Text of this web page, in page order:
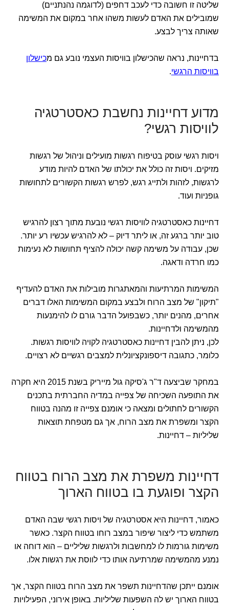
שליטה זו חשובה כדי לעכב דחפים (לדוגמה נהנתניים)
שמובילים את האדם לעשות משהו אחר במקום את המשימה
שאותה צריך לבצע.
בדחיינות, נראה שהכישלון בוויסות העצמי נובע גם מכישלון
בוויסות הרגשי.
מדוע דחיינות נחשבת כאסטרטגיה
לוויסות רגשי?
ויסות רגשי עוסק בטיפוח רגשות מועילים וניהול של רגשות
מזיקים. ויסות זה כולל את יכולתו של האדם להיות מודע
לרגשות, לזהות ולתייג רגש, לפרש רגשות הקשורים לתחושות
גופניות ועוד.
דחיינות כאסטרטגיה לוויסות רגשי נובעת מתוך רצון להרגיש
טוב יותר ברגע זה, או ליתר דיוק – לא להרגיש עכשיו רע יותר.
שכן, עבודה על משימה קשה יכולה להציף תחושות לא נעימות
כמו חרדה ודאגה.
המשימות המרתיעות והמאתגרות מובילות את האדם להעדיף
"תיקון" של מצב הרוח ולבצע במקום המשימות האלו דברים
אחרים, מהנים יותר, כשבפועל הדבר גורם לו להימנעות
מהמשימה ולדחיינות.
לכן, ניתן להבין דחיינות כאסטרטגיה לקויה לוויסות רגשות.
כלומר, כתגובה דיספונקציונלית למצבים רגשיים לא רצויים.
במחקר שביצעה ד"ר ג'סיקה גול מייריק בשנת 2015 היא חקרה
את התופעה השכיחה של צפייה במדיה החברתית בתכנים
הקשורים לחתולים ומצאה כי אומנם צפייה זו מהנה בטווח
הקצר ומשפרת את מצב הרוח, אך גם מטפחת תוצאות
שליליות – דחיינות.
דחיינות משפרת את מצב הרוח בטווח
הקצר ופוגעת בו בטווח הארוך
כאמור, דחיינות היא אסטרטגיה של ויסות רגשי שבה האדם
משתמש כדי ליצור שיפור במצב רוחו בטווח הקצר. כאשר
משימות גורמות לו למחשבות ולרגשות שליליים – הוא דוחה או
נמנע מהמשימה שמרתיעה אותו כדי לווסת את רגשות אלו.
אומנם ייתכן שהדחיינות תשפר את מצב הרוח בטווח הקצר, אך
בטווח הארוך יש לה השפעות שליליות. באופן אירוני, הפעילויות